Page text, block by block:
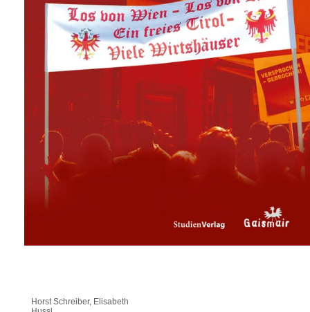
Horst Schreiber, Elisabeth